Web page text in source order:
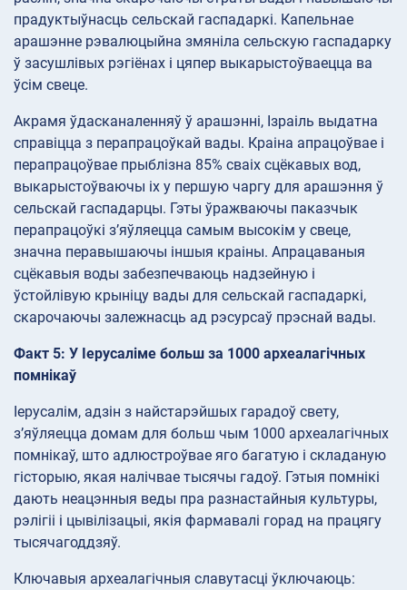
прадуктыўнасць сельскай гаспадаркі. Капельнае
арашэнне рэвалюцыйна змяніла сельскую гаспадарку
ў засушлівых рэгіёнах і цяпер выкарыстоўваецца ва
ўсім свеце.
Акрамя ўдасканаленняў ў арашэнні, Ізраіль выдатна
справіцца з перапрацоўкай вады. Краіна апрацоўвае і
перапрацоўвае прыблізна 85% сваіх сцёкавых вод,
выкарыстоўваючы іх у першую чаргу для арашэння ў
сельскай гаспадарцы. Гэты ўражваючы паказчык
перапрацоўкі з’яўляецца самым высокім у свеце,
значна перавышаючы іншыя краіны. Апрацаваныя
сцёкавыя воды забезпечваюць надзейную і
ўстойлівую крыніцу вады для сельскай гаспадаркі,
скарочаючы залежнасць ад рэсурсаў прэснай вады.
Факт 5: У Іерусаліме больш за 1000 археалагічных
помнікаў
Іерусалім, адзін з найстарэйшых гарадоў свету,
з’яўляецца домам для больш чым 1000 археалагічных
помнікаў, што адлюстроўвае яго багатую і складаную
гісторыю, якая налічвае тысячы гадоў. Гэтыя помнікі
дають неацэнныя веды пра разнастайныя культуры,
рэлігіі і цывілізацыі, якія фармавалі горад на працягу
тысячагоддзяў.
Ключавыя археалагічныя славутасці ўключаюць: